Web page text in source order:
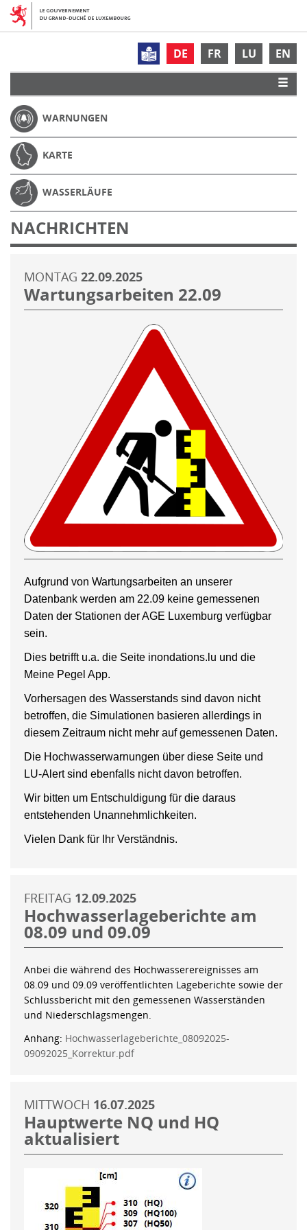
DE FR LU EN
WARNUNGEN
KARTE
WASSERLÄUFE
NACHRICHTEN
MONTAG 22.09.2025
Wartungsarbeiten 22.09
Aufgrund von Wartungsarbeiten an unserer
Datenbank werden am 22.09 keine gemessenen
Daten der Stationen der AGE Luxemburg verfügbar
sein.
Dies betrifft u.a. die Seite inondations.lu und die
Meine Pegel App.
Vorhersagen des Wasserstands sind davon nicht
betroffen, die Simulationen basieren allerdings in
diesem Zeitraum nicht mehr auf gemessenen Daten.
Die Hochwasserwarnungen über diese Seite und
LU-Alert sind ebenfalls nicht davon betroffen.
Wir bitten um Entschuldigung für die daraus
entstehenden Unannehmlichkeiten.
Vielen Dank für Ihr Verständnis.
FREITAG 12.09.2025
Hochwasserlageberichte am
08.09 und 09.09
Anbei die während des Hochwasserereignisses am
08.09 und 09.09 veröffentlichten Lageberichte sowie der
Schlussbericht mit den gemessenen Wasserständen
und Niederschlagsmengen.
Anhang: Hochwasserlageberichte_08092025-
09092025_Korrektur.pdf
MITTWOCH 16.07.2025
Hauptwerte NQ und HQ
aktualisiert